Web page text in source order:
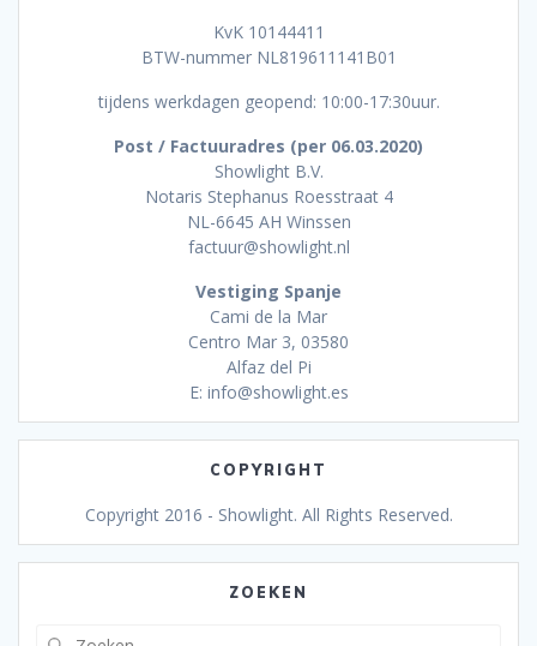
KvK 10144411
BTW-nummer NL819611141B01
tijdens werkdagen geopend: 10:00-17:30uur.
Post / Factuuradres (per 06.03.2020)
Showlight B.V.
Notaris Stephanus Roesstraat 4
NL-6645 AH Winssen
factuur@showlight.nl
Vestiging Spanje
Cami de la Mar
Centro Mar 3, 03580
Alfaz del Pi
E: info@showlight.es
COPYRIGHT
Copyright 2016 - Showlight. All Rights Reserved.
ZOEKEN